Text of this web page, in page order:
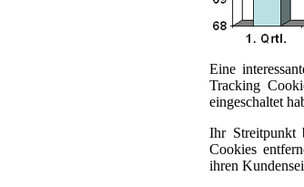
Eine
Tracking
eingeschaltet
Ihr Streitpunkt
Cookies
ihren